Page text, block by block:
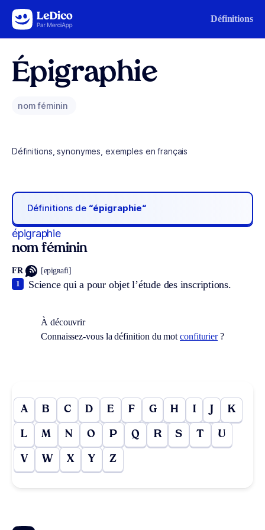
Aller au contenu Définitions
Épigraphie
nom féminin
Définitions, synonymes, exemples en français
Définitions de “épigraphie“
épigraphie
nom féminin
FR [epigʀafi]
Science qui a pour objet l’étude des inscriptions.
1
À découvrir
Connaissez-vous la définition du motconfiturier?
A B C D E F G H I J K
L M N O P Q R S T U
V W X Y Z